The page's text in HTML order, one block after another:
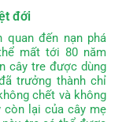
đới
đến nạn phá
mất tới 80 năm
cây tre được dùng
trưởng thành chỉ
chết và không
còn lại của cây mẹ